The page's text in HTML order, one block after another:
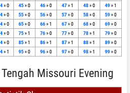
» 0 45» 0 46» 0 47» 1 48» 0 49» 1
» 0 55» 0 56» 0 57» 0 58» 0 59» 0
» 0 65» 0 66» 1 67» 0 68» 0 69» 0
» 0 75» 1 76» 0 77» 0 78» 1 79» 0
» 0 85» 1 86» 1 87» 1 88» 1 89» 0
» 1 95» 0 96» 0 97» 0 98» 1 99» 0
Missouri Evening